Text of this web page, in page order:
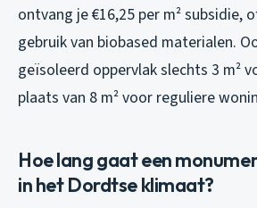
ontvang je €16,25 per m² subsidie,
gebruik van biobased materialen.
geïsoleerd oppervlak slechts 3 m²
plaats van 8 m² voor reguliere
Hoe lang gaat een
in het Dordtse klimaat?